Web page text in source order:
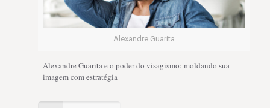
Alexandre Guarita
Alexandre Guarita e o poder do visagismo: moldando sua
imagem com estratégia